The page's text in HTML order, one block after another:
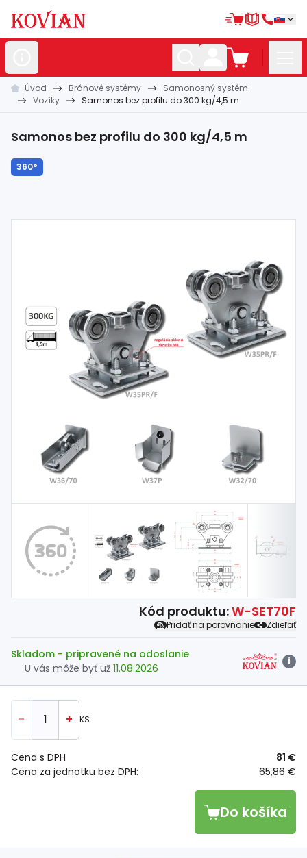
Nerezovépolotovary
polotovary
Zábradlia a
Spojovací materiál
Zľava
Úvod Bránové systémy
Samonosný systém
Vozíky
Samonos bez profilu do 300 kg/4,5 m
Samonos bez profilu do 300 kg/4,5 m
360°
Kód produktu:W-SET70F
Pridať na porovnanie Zdieľať
Skladom - pripravené na odoslanie
U vás môže byť už 11.08.2026
i
- + KS
Cena za jednotku bez DPH: 65,86 €
Cena s DPH 81 €
Do košíka